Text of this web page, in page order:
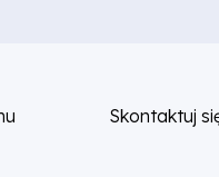
Skontaktuj